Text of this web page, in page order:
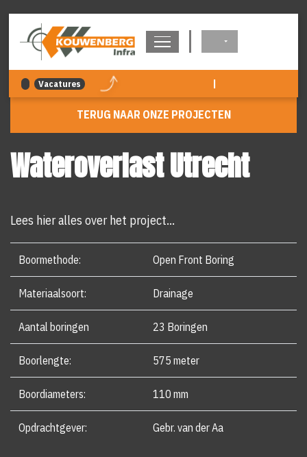
Vacatures |
TERUG NAAR ONZE PROJECTEN
Wateroverlast Utrecht
Lees hier alles over het project...
Boormethode: Open Front Boring
Materiaalsoort: Drainage
Aantal boringen 23 Boringen
Boorlengte: 575 meter
Boordiameters: 110 mm
Opdrachtgever: Gebr. van der Aa